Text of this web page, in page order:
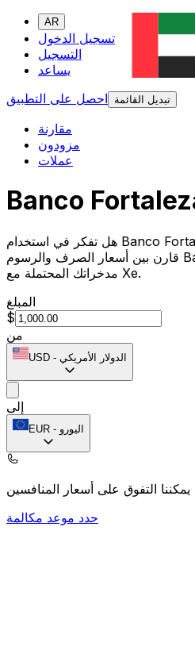
AR
تسجيل الدخول
التسجيل
يساعد
احصل على التطبيق
تبديل القائمة
مقارنة
مزودون
عملات
هل تفكر في استخدام Banco Fortaleza لتحويل أموالك الدولية؟
قارن بين أسعار الصرف والرسوم Banco Fortaleza لاكتشاف
مدخراتك المحتملة مع Xe.
المبلغ
$
من
USD - الدولار الأمريكي
إلى
EUR - اليورو
حدد موعد مكالمة